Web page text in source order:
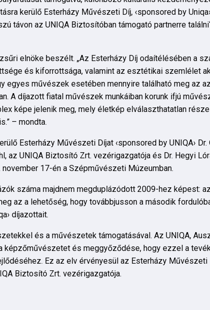
kerülő Esterházy Művészeti Díj, ‹sponsored by
távon az UNIQA Biztosítóban támogató partnerre
elnöke beszélt. „Az Esterházy Díj odaítélésében a
és kiforrottsága, valamint az esztétikai szemlélet
egyes művészek esetében mennyire található meg az
A díjazott fiatal művészek munkáiban korunk ifjú
képe jelenik meg, mely életkép elválaszthatatlan
– mondta.
Esterházy Művészeti Díjat ‹sponsored by UNIQA› Dr.
az UNIQA Biztosító Zrt. vezérigazgatója és Dr. Hegyi
17-én a Szépművészeti Múzeumban.
száma majdnem megduplázódott 2009-hez képest:
az a lehetőség, hogy továbbjusson a második
díjazottait.
és a művészetek támogatásával. Az UNIQA,
képzőművészetet és meggyőződése, hogy ezzel a
Ez az elv érvényesül az Esterházy Művészeti
Biztosító Zrt. vezérigazgatója.